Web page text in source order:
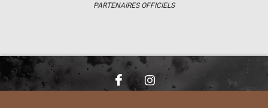
PARTENAIRES OFFICIELS